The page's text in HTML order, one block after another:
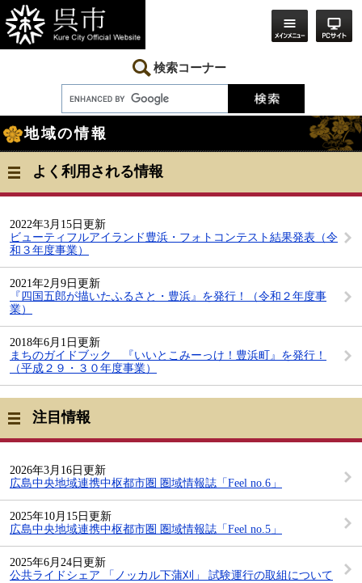
ー
ジ
の
ニ
ュ
ー
て
本
文
へ
検索コーナー
文
地域の情報
よく利用される情報
2022年3月15日更新
ビューティフルアイランド豊浜・フォトコンテスト結果発表（令
和３年度事業）
2021年2月9日更新
『四国五郎が描いたふるさと・豊浜』を発行！（令和２年度事
業）
2018年6月1日更新
まちのガイドブック 『いいとこみーっけ！豊浜町』を発行！
（平成２９・３０年度事業）
注目情報
2026年3月16日更新
広島中央地域連携中枢都市圏 圏域情報誌「Feel no.6」
2025年10月15日更新
広島中央地域連携中枢都市圏 圏域情報誌「Feel no.5」
2025年6月24日更新
公共ライドシェア 「ノッカル下蒲刈」 試験運行の取組について